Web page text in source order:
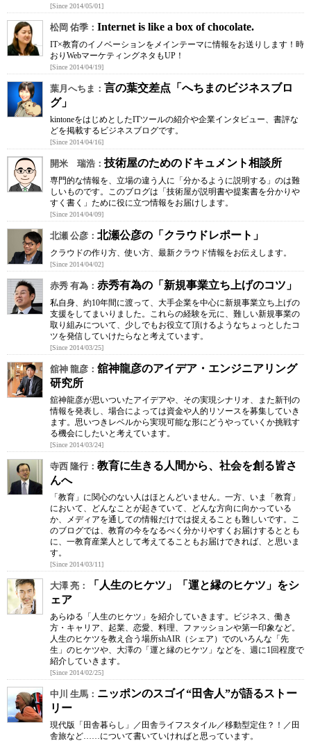
[Since 2014/05/01]
松岡 佑季： Internet is like a box of chocolate.
IT×教育のイノベーションをメインテーマに情報をお送りします！時
おりWebマーケティングネタもUP！
[Since 2014/04/19]
葉月へちま： 言の葉交差点「へちまのビジネスブロ
グ」
kintoneをはじめとしたITツールの紹介や企業インタビュー、書評な
どを掲載するビジネスブログです。
[Since 2014/04/16]
開米 瑞浩： 技術屋のためのドキュメント相談所
専門的な情報を、立場の違う人に「分かるように説明する」のは難
しいものです。このブログは「技術屋が説明書や提案書を分かりや
すく書く」ために役に立つ情報をお届けします。
[Since 2014/04/09]
北瀬 公彦： 北瀬公彦の「クラウドレポート」
クラウドの作り方、使い方、最新クラウド情報をお伝えします。
[Since 2014/04/02]
赤秀 有為： 赤秀有為の「新規事業立ち上げのコツ」
私自身、約10年間に渡って、大手企業を中心に新規事業立ち上げの
支援をしてまいりました。これらの経験を元に、難しい新規事業の
取り組みについて、少しでもお役立て頂けるようなちょっとしたコ
ツを発信していけたらなと考えています。
[Since 2014/03/25]
舘神 龍彦： 舘神龍彦のアイデア・エンジニアリング
研究所
舘神龍彦が思いついたアイデアや、その実現シナリオ、また新刊の
情報を発表し、場合によっては資金や人的リソースを募集していき
ます。思いつきレベルから実現可能な形にどうやっていくか挑戦す
る機会にしたいと考えています。
[Since 2014/03/24]
寺西 隆行： 教育に生きる人間から、社会を創る皆さ
んへ
「教育」に関心のない人はほとんどいません。一方、いま「教育」
において、どんなことが起きていて、どんな方向に向かっている
か、メディアを通しての情報だけでは捉えることも難しいです。こ
のブログでは、教育の今をなるべく分かりやすくお届けするととも
に、一教育産業人として考えてることもお届けできれば、と思いま
す。
[Since 2014/03/11]
大澤 亮：
「人生のヒケツ」「運と縁のヒケツ」をシ
ェア
あらゆる「人生のヒケツ」を紹介していきます。ビジネス、働き
方・キャリア、起業、恋愛、料理、ファッションや第一印象など。
人生のヒケツを教え合う場所shAIR（シェア）でのいろんな「先
生」のヒケツや、大澤の「運と縁のヒケツ」などを、週に1回程度で
紹介していきます。
[Since 2014/02/25]
中川 生馬： ニッポンのスゴイ“田舎人”が語るストー
リー
現代版「田舎暮らし」／田舎ライフスタイル／移動型定住？！／田
舎旅など……について書いていければと思っています。